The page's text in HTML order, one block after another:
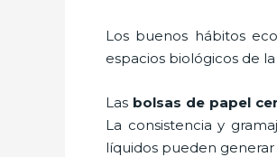
Los buenos hábitos
espacios biológicos de
Las bolsas de papel
La consistencia y
líquidos pueden